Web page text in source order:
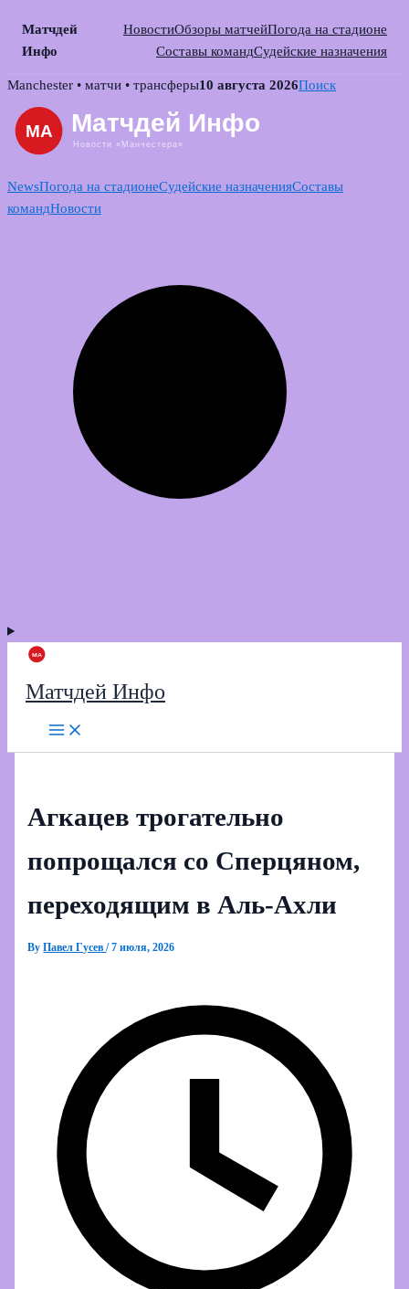
Матчдей
Инфо
НовостиОбзоры матчейПогода на стадионе
Составы командСудейские назначения
Skip
content
Manchester • матчи • трансферы10 августа 2026Поиск
NewsПогода на стадионеСудейские назначенияСоставы
командНовости
Матчдей Инфо
Агкацев трогательно
попрощался со Сперцяном,
переходящим в Аль-Ахли
ByПавел Гусев/7 июля, 2026